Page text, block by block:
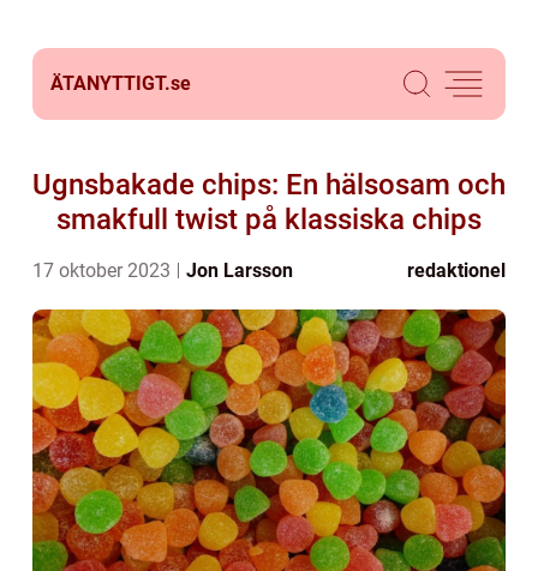
ÄTANYTTIGT.se
Ugnsbakade chips: En hälsosam och
smakfull twist på klassiska chips
17 oktober 2023 Jon Larsson redaktionel